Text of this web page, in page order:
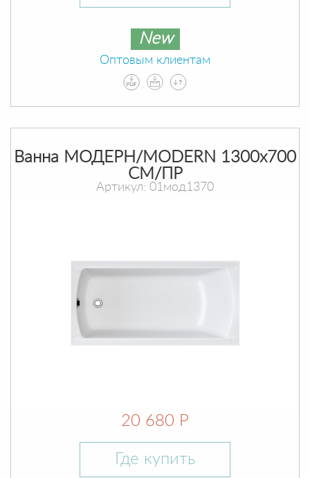
New
Оптовым клиентам
Ванна МОДЕРН/MODERN 1300х700
СМ/ПР
Артикул: 01мод1370
20 680 Р
Где купить